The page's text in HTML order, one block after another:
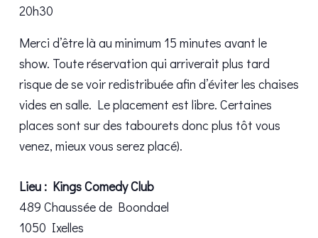
20h30
Merci d’être là au minimum 15 minutes avant le
show. Toute réservation qui arriverait plus tard
risque de se voir redistribuée afin d’éviter les chaises
vides en salle. Le placement est libre. Certaines
places sont sur des tabourets donc plus tôt vous
venez, mieux vous serez placé).
Lieu : Kings Comedy Club
489 Chaussée de Boondael
1050 Ixelles